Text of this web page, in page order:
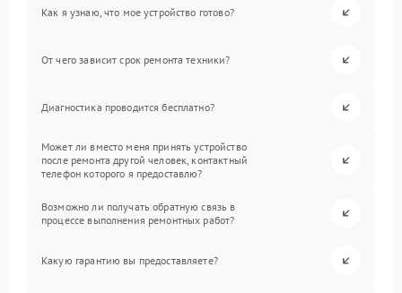
Как я узнаю, что мое устройство готово?
От чего зависит срок ремонта техники?
Диагностика проводится бесплатно?
Может ли вместо меня принять устройство
после ремонта другой человек, контактный
телефон которого я предоставлю?
Возможно ли получать обратную связь в
процессе выполнения ремонтных работ?
Какую гарантию вы предоставляете?